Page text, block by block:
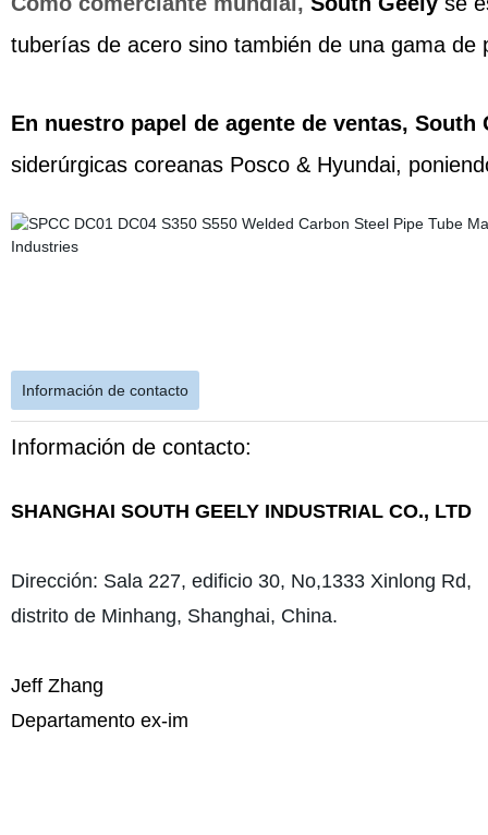
tuberías de acero sino también de una gama
En nuestro papel de agente de ventas, South
siderúrgicas coreanas Posco & Hyundai,
Información de contacto
Información de contacto:
SHANGHAI SOUTH GEELY INDUSTRIAL CO., LTD
Dirección: Sala 227, edificio 30, No,1333 Xinlong Rd,
distrito de Minhang, Shanghai, China.
Jeff Zhang
Departamento ex-im